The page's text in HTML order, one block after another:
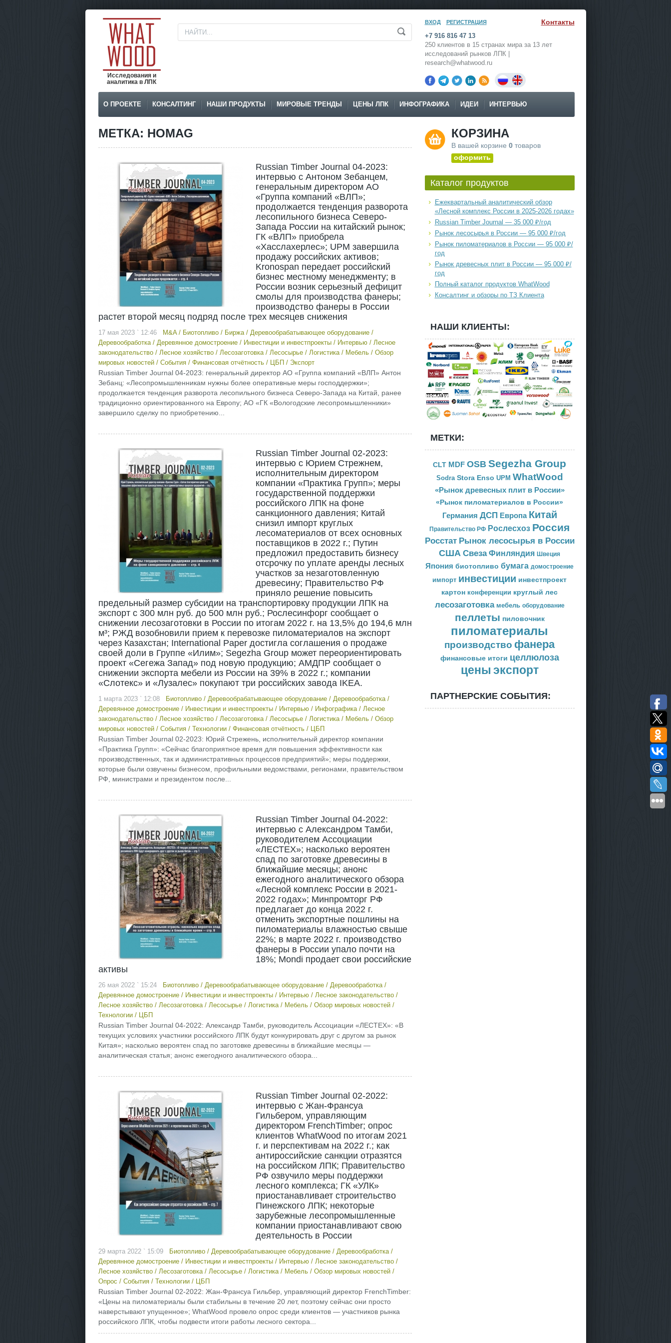
Исследования и
аналитика в ЛПК
ВХОД РЕГИСТРАЦИЯ Контакты
+7 916 816 47 13
250 клиентов в 15 странах мира за 13 лет
исследований рынков ЛПК |
research@whatwood.ru
О ПРОЕКТЕ КОНСАЛТИНГ НАШИ ПРОДУКТЫ МИРОВЫЕ ТРЕНДЫ ЦЕНЫ ЛПК ИНФОГРАФИКА ИДЕИ ИНТЕРВЬЮ
МЕТКА: HOMAG
Russian Timber Journal 04-2023:
интервью с Антоном Зебанцем,
генеральным директором АО
«Группа компаний «ВЛП»;
продолжается тенденция разворота
лесопильного бизнеса Северо-
Запада России на китайский рынок;
ГК «ВЛП» приобрела
«Хасслахерлес»; UPM завершила
продажу российских активов;
Kronospan передает российский
бизнес местному менеджменту; в
России возник серьезный дефицит
смолы для производства фанеры;
производство фанеры в России
растет второй месяц подряд после трех месяцев снижения
17 мая 2023 ` 12:46 M&A/ Биотопливо/ Биржа/ Деревообрабатывающее оборудование/
Деревообработка/ Деревянное домостроение/ Инвестиции и инвестпроекты/ Интервью/ Лесное
законодательство/ Лесное хозяйство/ Лесозаготовка/ Лесосырье/ Логистика/ Мебель/ Обзор
мировых новостей/ События/ Финансовая отчётность/ ЦБП / Экспорт
Russian Timber Journal 04-2023: генеральный директор АО «Группа компаний «ВЛП» Антон
Зебанц: «Лесопромышленникам нужны более оперативные меры господдержки»;
продолжается тенденция разворота лесопильного бизнеса Северо-Запада на Китай, ранее
традиционно ориентированного на Европу; АО «ГК «Вологодские лесопромышленники»
завершило сделку по приобретению...
Russian Timber Journal 02-2023:
интервью с Юрием Стрежнем,
исполнительным директором
компании «Практика Групп»; меры
государственной поддержки
российского ЛПК на фоне
санкционного давления; Китай
снизил импорт круглых
лесоматериалов от всех основных
поставщиков в 2022 г.; Путин
предложил предоставить бизнесу
отсрочку по уплате аренды лесных
участков за незаготовленную
древесину; Правительство РФ
приняло решение повысить
предельный размер субсидии на транспортировку продукции ЛПК на
экспорт с 300 млн руб. до 500 млн руб.; Рослесинфорг сообщает о
снижении лесозаготовки в России по итогам 2022 г. на 13,5% до 194,6 млн
м³; РЖД возобновили прием к перевозке пиломатериалов на экспорт
через Казахстан; International Paper достигла соглашения о продаже
своей доли в Группе «Илим»; Segezha Group может переориентировать
проект «Сегежа Запад» под новую продукцию; АМДПР сообщает о
снижении экспорта мебели из России на 39% в 2022 г.; компании
«Слотекс» и «Лузалес» покупают три российских завода IKEA.
1 марта 2023 ` 12:08 Биотопливо/ Деревообрабатывающее оборудование/ Деревообработка/
Деревянное домостроение/ Инвестиции и инвестпроекты/ Интервью/ Инфографика/ Лесное
законодательство/ Лесное хозяйство/ Лесозаготовка/ Лесосырье/ Логистика/ Мебель/ Обзор
мировых новостей/ События/ Технологии/ Финансовая отчётность/ ЦБП
Russian Timber Journal 02-2023: Юрий Стрежень, исполнительный директор компании
«Практика Групп»: «Сейчас благоприятное время для повышения эффективности как
производственных, так и административных процессов предприятий»; меры поддержки,
которые были озвучены бизнесом, профильными ведомствами, регионами, правительством
РФ, министрами и президентом после...
Russian Timber Journal 04-2022:
интервью с Александром Тамби,
руководителем Ассоциации
«ЛЕСТЕХ»; насколько вероятен
спад по заготовке древесины в
ближайшие месяцы; анонс
ежегодного аналитического обзора
«Лесной комплекс России в 2021-
2022 годах»; Минпромторг РФ
предлагает до конца 2022 г.
отменить экспортные пошлины на
пиломатериалы влажностью свыше
22%; в марте 2022 г. производство
фанеры в России упало почти на
18%; Mondi продает свои российские
активы
26 мая 2022 ` 15:24 Биотопливо/ Деревообрабатывающее оборудование/ Деревообработка/
Деревянное домостроение/ Инвестиции и инвестпроекты/ Интервью/ Лесное законодательство/
Лесное хозяйство/ Лесозаготовка/ Лесосырье/ Логистика/ Мебель/ Обзор мировых новостей/
Технологии/ ЦБП
Russian Timber Journal 04-2022: Александр Тамби, руководитель Ассоциации «ЛЕСТЕХ»: «В
текущих условиях участники российского ЛПК будут конкурировать друг с другом за рынок
Китая»; насколько вероятен спад по заготовке древесины в ближайшие месяцы —
аналитическая статья; анонс ежегодного аналитического обзора...
Russian Timber Journal 02-2022:
интервью с Жан-Франсуа
Гильбером, управляющим
директором FrenchTimber; опрос
клиентов WhatWood по итогам 2021
г. и перспективам на 2022 г.; как
антироссийские санкции отразятся
на российском ЛПК; Правительство
РФ озвучило меры поддержки
лесного комплекса; ГК «УЛК»
приостанавливает строительство
Пинежского ЛПК; некоторые
зарубежные лесопромышленные
компании приостанавливают свою
деятельность в России
29 марта 2022 ` 15:09 Биотопливо/ Деревообрабатывающее оборудование/ Деревообработка/
Деревянное домостроение/ Инвестиции и инвестпроекты/ Интервью/ Лесное законодательство/
Лесное хозяйство/ Лесозаготовка/ Лесосырье/ Логистика/ Мебель/ Обзор мировых новостей/
Опрос / События/ Технологии/ ЦБП
Russian Timber Journal 02-2022: Жан-Франсуа Гильбер, управляющий директор FrenchTimber:
«Цены на пиломатериалы были стабильны в течение 20 лет, поэтому сейчас они просто
наверстывают упущенное»; WhatWood провело опрос среди клиентов — участников рынка
российского ЛПК, чтобы подвести итоги работы лесного сектора...
КОРЗИНА
В вашей корзине 0товаров
оформить
Каталог продуктов
Ежеквартальный аналитический обзор
«Лесной комплекс России в 2025-2026 годах»
Russian Timber Journal — 35 000 ₽/год
Рынок лесосырья в России — 95 000 ₽/год
Рынок пиломатериалов в России — 95 000 ₽/
год
Рынок древесных плит в России — 95 000 ₽/
год
Полный каталог продуктов WhatWood
Консалтинг и обзоры по ТЗ Клиента
НАШИ КЛИЕНТЫ:
МЕТКИ:
CLT MDF OSB Segezha Group
Sodra Stora Enso UPM WhatWood
«Рынок древесных плит в России»
«Рынок пиломатериалов в России»
Германия ДСП Европа Китай
Правительство РФ Рослесхоз Россия
Росстат Рынок лесосырья в России
США Свеза Финляндия Швеция
Япония биотопливо бумага домостроение
импорт инвестиции инвестпроект
картон конференции круглый лес
лесозаготовка мебель оборудование
пеллеты пиловочник
пиломатериалы
производство фанера
финансовые итоги целлюлоза
цены экспорт
ПАРТНЕРСКИЕ СОБЫТИЯ: